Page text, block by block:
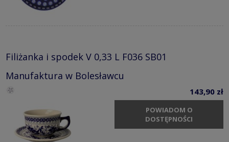
Filiżanka i spodek V 0,33 L F036 SB01
Manufaktura w Bolesławcu
143,90 zł
POWIADOM O
DOSTĘPNOŚCI